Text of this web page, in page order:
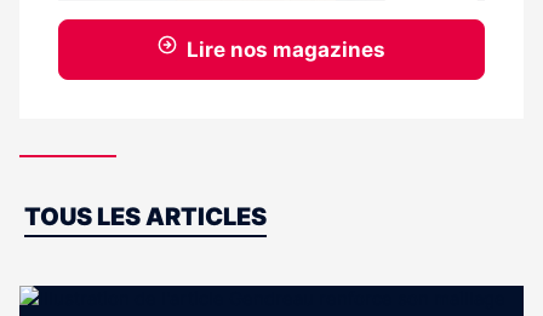
Lire nos magazines
Dernières
TOUS LES ARTICLES